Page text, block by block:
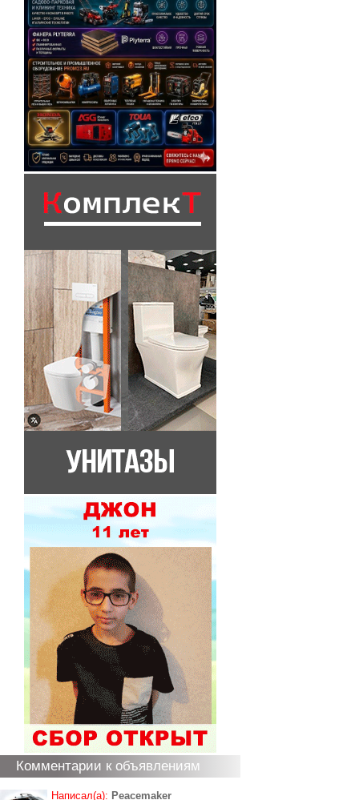
Комментарии к объявлениям
Написал(а): Peacemaker